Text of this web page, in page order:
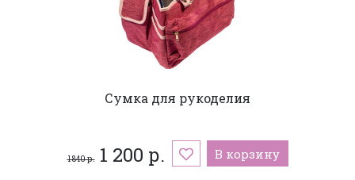
Сумка для рукоделия
1 840 р.1 200 р. В корзину